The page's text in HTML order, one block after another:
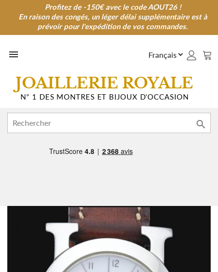
Profitez de -150€ avec le code AOUT26 !
En raison des congés, un léger délai supplémentaire est à
prévoir pour l'expédition de vos commandes.
Profitez de -150€ avec le code AOUT26 !
En raison des congés, un léger délai supplémentaire est à
prévoir pour l'expédition de vos commandes.

JOAILLERIE ROYALE
N° 1 DES MONTRES ET BIJOUX D'OCCASION
